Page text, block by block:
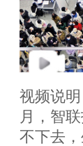
视频说
月，智
不下去